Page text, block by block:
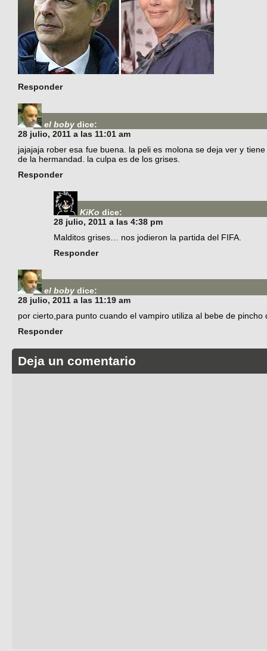
Responder
el boby dice:
28 julio, 2011 a las 11:01 am
jajajaja rober esa fue buena. la peli es molona se deja ver y
de la hermandad. la culpa es de los grises.
Responder
KiKo dice:
28 julio, 2011 a las 4:38 pm
Malditos grises… nos jodieron la partida del FIFA.
Responder
el boby dice:
28 julio, 2011 a las 11:19 am
por cierto,para punto cuando el vampiro utiliza al bebe de pincho
Responder
Deja un comentario